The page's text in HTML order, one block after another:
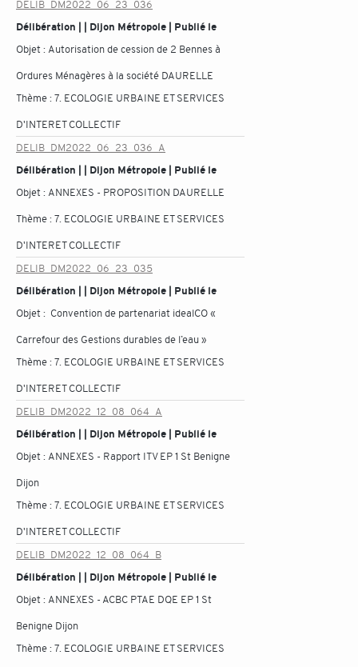
DELIB_DM2022_06_23_036
Délibération | | Dijon Métropole | Publié le
Objet : Autorisation de cession de 2 Bennes à
Ordures Ménagères à la société DAURELLE
Thème :7. ECOLOGIE URBAINE ET SERVICES
D'INTERET COLLECTIF
DELIB_DM2022_06_23_036_A
Délibération | | Dijon Métropole | Publié le
Objet : ANNEXES - PROPOSITION DAURELLE
Thème :7. ECOLOGIE URBAINE ET SERVICES
D'INTERET COLLECTIF
DELIB_DM2022_06_23_035
Délibération | | Dijon Métropole | Publié le
Objet : Convention de partenariat idealCO «
Carrefour des Gestions durables de l’eau »
Thème :7. ECOLOGIE URBAINE ET SERVICES
D'INTERET COLLECTIF
DELIB_DM2022_12_08_064_A
Délibération | | Dijon Métropole | Publié le
Objet : ANNEXES - Rapport ITV EP 1 St Benigne
Dijon
Thème :7. ECOLOGIE URBAINE ET SERVICES
D'INTERET COLLECTIF
DELIB_DM2022_12_08_064_B
Délibération | | Dijon Métropole | Publié le
Objet : ANNEXES - ACBC PTAE DQE EP 1 St
Benigne Dijon
Thème :7. ECOLOGIE URBAINE ET SERVICES